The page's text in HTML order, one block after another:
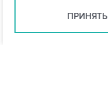
ПРИНЯТЬ